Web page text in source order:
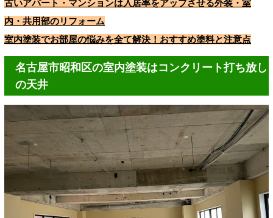
古いアパート・マンションは入居率をアップさせる外装・室
内・共用部のリフォーム
室内塗装でお部屋の悩みを全て解決！おすすめ塗料と注意点
名古屋市昭和区の室内塗装はコンクリート打ち放し
の天井